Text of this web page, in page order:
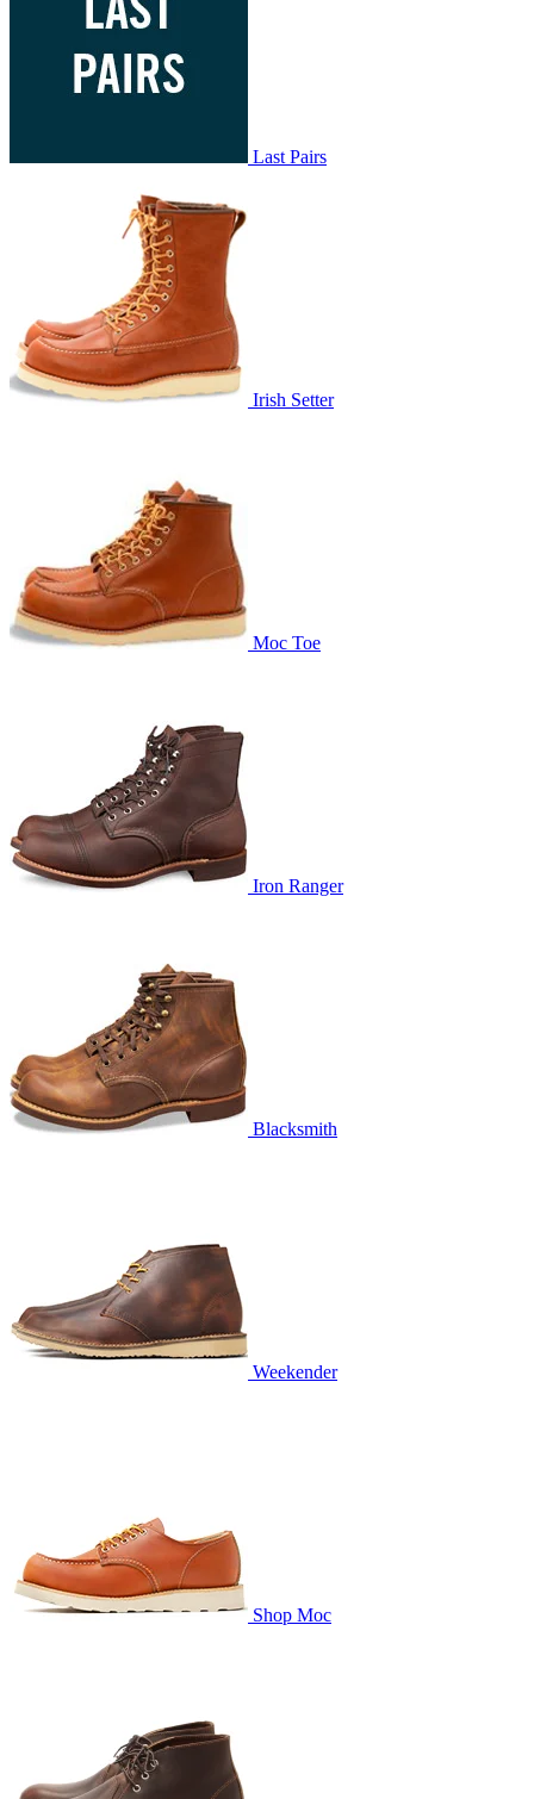
Last Pairs
Irish Setter
Moc Toe
Iron Ranger
Blacksmith
Weekender
Shop Moc